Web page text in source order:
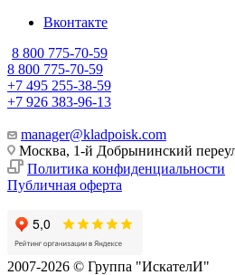
Вконтакте
8 800 775-70-59
8 800 775-70-59
+7 495 255-38-59
+7 926 383-96-13
manager@kladpoisk.com
Москва, 1-й Добрынинский
Политика конфиденциальности
Публичная оферта
2007-2026 © Группа "ИскателИ"